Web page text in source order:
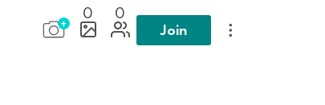
0 0
Join